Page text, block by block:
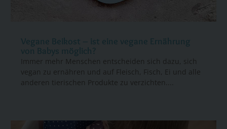
Vegane Beikost – ist eine vegane Ernährung
von Babys möglich?
Immer mehr Menschen entscheiden sich dazu, sich
vegan zu ernähren und auf Fleisch, Fisch, Ei und alle
anderen tierischen Produkte zu verzichten....